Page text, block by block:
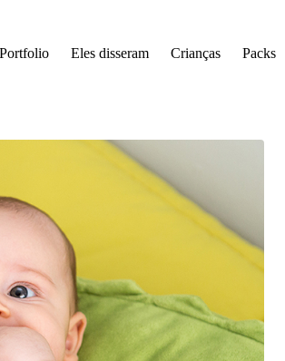
Portfolio Eles disseram Crianças Packs